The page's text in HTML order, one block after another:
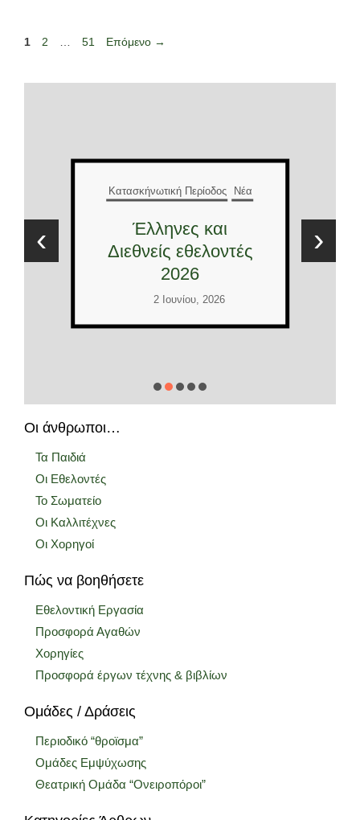
Σελίδα
1 Σελίδα
2 Σελίδα
51 Επόμενο →
Κατασκήνωτική Περίοδος Νέα
Έλληνες και
Διεθνείς εθελοντές
2026
2 Ιουνίου, 2026
‹ ›
Οι άνθρωποι…
Τα Παιδιά
Οι Εθελοντές
Το Σωματείο
Οι Καλλιτέχνες
Οι Χορηγοί
Πώς να βοηθήσετε
Εθελοντική Εργασία
Προσφορά Αγαθών
Χορηγίες
Προσφορά έργων τέχνης & βιβλίων
Ομάδες / Δράσεις
Περιοδικό “θροϊσμα”
Ομάδες Εμψύχωσης
Θεατρική Ομάδα “Ονειροπόροι”